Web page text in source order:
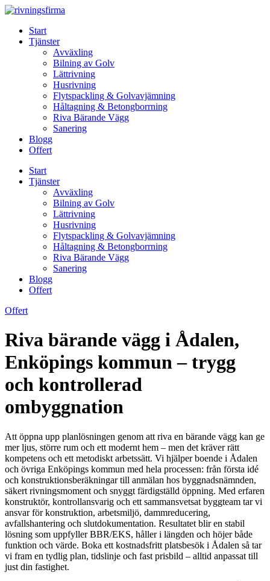
Skip
contentStart
Tjänster
Avväxling
Bilning av Golv
Lättrivning
Husrivning
Flytspackling & Golvavjämning
Håltagning & Betongborrning
Riva Bärande Vägg
Sanering
Blogg
Offert
Start
Tjänster
Avväxling
Bilning av Golv
Lättrivning
Husrivning
Flytspackling & Golvavjämning
Håltagning & Betongborrning
Riva Bärande Vägg
Sanering
Blogg
Offert
Offert
Riva bärande vägg i Ådalen,
Enköpings kommun – trygg
och kontrollerad
ombyggnation
Att öppna upp planlösningen genom att riva en bärande vägg kan ge
mer ljus, större rum och ett modernt hem – men det kräver rätt
kompetens och ett metodiskt arbetssätt. Vi hjälper boende i Ådalen
och övriga Enköpings kommun med hela processen: från första idé
och konstruktionsberäkningar till anmälan hos byggnadsnämnden,
säkert rivningsmoment och snyggt färdigställd öppning. Med erfaren
konstruktör, kontrollansvarig och ett sammansvetsat byggteam tar vi
ansvar för konstruktion, arbetsmiljö, dammreducering,
avfallshantering och slutdokumentation. Resultatet blir en stabil
lösning som uppfyller BBR/EKS, håller i längden och höjer både
funktion och värde. Boka ett kostnadsfritt platsbesök i Ådalen så tar
vi fram en tydlig plan, tidslinje och fast prisbild – alltid anpassat till
just din fastighet.